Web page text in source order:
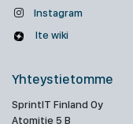
Instagram
Ite wiki
Yhteystietomme
SprintIT Finland Oy
Atomitie 5 B